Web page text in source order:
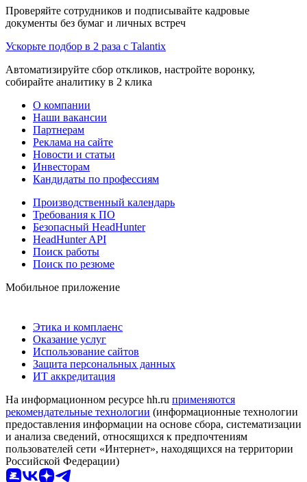
Проверяйте сотрудников и подписывайте кадровые
документы без бумаг и личных встреч
Ускорьте подбор в 2 раза с Talantix
Автоматизируйте сбор откликов, настройте воронку,
собирайте аналитику в 2 клика
О компании
Наши вакансии
Партнерам
Реклама на сайте
Новости и статьи
Инвесторам
Кандидаты по профессиям
Производственный календарь
Требования к ПО
Безопасный HeadHunter
HeadHunter API
Поиск работы
Поиск по резюме
Мобильное приложение
Этика и комплаенс
Оказание услуг
Использование сайтов
Защита персональных данных
ИТ аккредитация
На информационном ресурсе hh.ru применяются
рекомендательные технологии (информационные технологии
предоставления информации на основе сбора, систематизации
и анализа сведений, относящихся к предпочтениям
пользователей сети «Интернет», находящихся на территории
Российской Федерации)